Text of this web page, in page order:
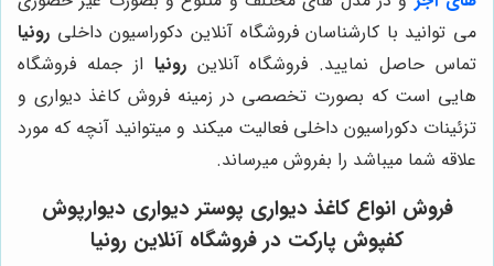
می توانید با کارشناسان فروشگاه آنلاین دکوراسیون داخلی رونیا
تماس حاصل نمایید. فروشگاه آنلاینرونیا از جمله فروشگاه
هایی است که بصورت تخصصی در زمینه فروش کاغذ دیواری و
تزئینات دکوراسیون داخلی فعالیت میکند و میتوانید آنچه که مورد
علاقه شما میباشد را بفروش میرساند.
فروش انواع کاغذ دیواری پوستر دیواری دیوارپوش
کفپوش پارکت در فروشگاه آنلاین رونیا